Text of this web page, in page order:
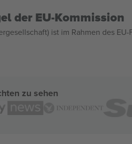
der EU-Kommission
ist im Rahmen des
zu sehen